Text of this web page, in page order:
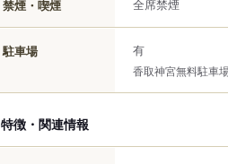
禁煙・喫煙 全席禁煙
駐車場 有
香取神宮無料駐車
特徴・関連情報